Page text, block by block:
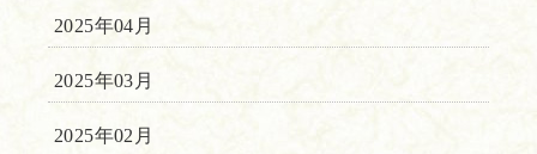
2025年04月
2025年03月
2025年02月